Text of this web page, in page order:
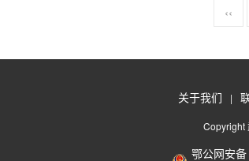
‹‹
关于我们 |
Copyright
鄂公网安